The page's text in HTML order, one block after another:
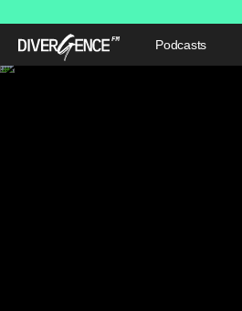
Podcasts